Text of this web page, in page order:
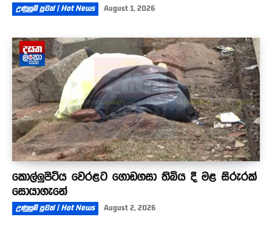
උණුසුම් පුවත් | Hot News August 1, 2026
කොල්ලුපිටිය වෙරළට ගොඩගසා තිබිය දී මළ සිරුරක්
සොයාගැනේ
උණුසුම් පුවත් | Hot News August 2, 2026